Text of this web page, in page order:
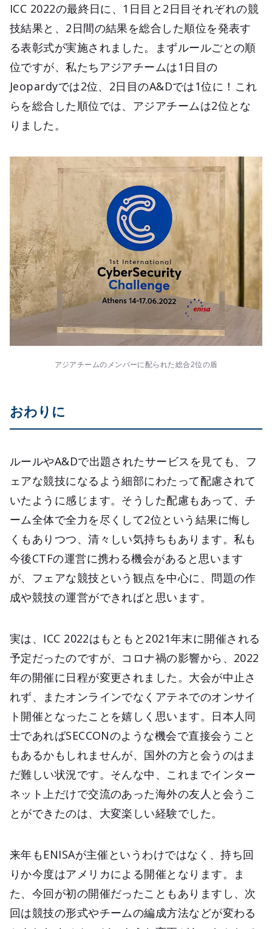
ICC 2022の最終日に、1日目と2日目それぞれの競
技結果と、2日間の結果を総合した順位を発表す
る表彰式が実施されました。まずルールごとの順
位ですが、私たちアジアチームは1日目の
Jeopardyでは2位、2日目のA&Dでは1位に！これ
らを総合した順位では、アジアチームは2位とな
りました。
アジアチームのメンバーに配られた総合2位の盾
おわりに
ルールやA&Dで出題されたサービスを見ても、フ
ェアな競技になるよう細部にわたって配慮されて
いたように感じます。そうした配慮もあって、チ
ーム全体で全力を尽くして2位という結果に悔し
くもありつつ、清々しい気持ちもあります。私も
今後CTFの運営に携わる機会があると思います
が、フェアな競技という観点を中心に、問題の作
成や競技の運営ができればと思います。
実は、ICC 2022はもともと2021年末に開催される
予定だったのですが、コロナ禍の影響から、2022
年の開催に日程が変更されました。大会が中止さ
れず、またオンラインでなくアテネでのオンサイ
ト開催となったことを嬉しく思います。日本人同
士であればSECCONのような機会で直接会うこと
もあるかもしれませんが、国外の方と会うのはま
だ難しい状況です。そんな中、これまでインター
ネット上だけで交流のあった海外の友人と会うこ
とができたのは、大変楽しい経験でした。
来年もENISAが主催というわけではなく、持ち回
りか今度はアメリカによる開催となります。ま
た、今回が初の開催だったこともありますし、次
回は競技の形式やチームの編成方法などが変わる